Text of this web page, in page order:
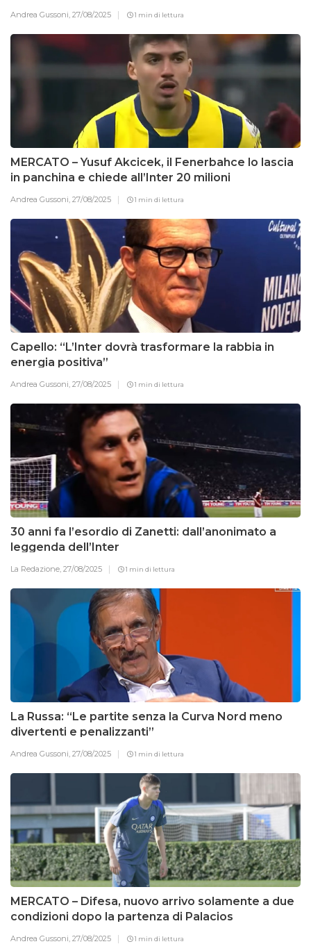
Andrea Gussoni, 27/08/2025 1 min di lettura
MERCATO – Yusuf Akcicek, il Fenerbahce lo lascia
in panchina e chiede all’Inter 20 milioni
Andrea Gussoni, 27/08/2025 1 min di lettura
Capello: “L’Inter dovrà trasformare la rabbia in
energia positiva”
Andrea Gussoni, 27/08/2025 1 min di lettura
30 anni fa l’esordio di Zanetti: dall’anonimato a
leggenda dell’Inter
La Redazione, 27/08/2025 1 min di lettura
La Russa: “Le partite senza la Curva Nord meno
divertenti e penalizzanti”
Andrea Gussoni, 27/08/2025 1 min di lettura
MERCATO – Difesa, nuovo arrivo solamente a due
condizioni dopo la partenza di Palacios
Andrea Gussoni, 27/08/2025 1 min di lettura